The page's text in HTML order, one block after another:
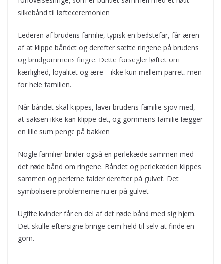
silkebånd til løfteceremonien.
Lederen af brudens familie, typisk en bedstefar, får æren
af at klippe båndet og derefter sætte ringene på brudens
og brudgommens fingre. Dette forsegler løftet om
kærlighed, loyalitet og ære – ikke kun mellem parret, men
for hele familien.
Når båndet skal klippes, laver brudens familie sjov med,
at saksen ikke kan klippe det, og gommens familie lægger
en lille sum penge på bakken.
Nogle familier binder også en perlekæde sammen med
det røde bånd om ringene. Båndet og perlekæden klippes
sammen og perlerne falder derefter på gulvet. Det
symbolisere problemerne nu er på gulvet.
Ugifte kvinder får en del af det røde bånd med sig hjem.
Det skulle eftersigne bringe dem held til selv at finde en
gom.